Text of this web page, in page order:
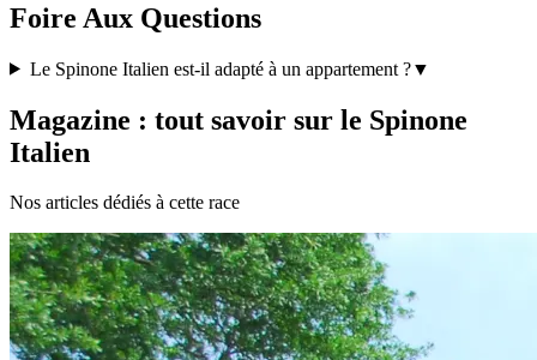
Foire Aux Questions
Le Spinone Italien est-il adapté à un appartement ?▼
Magazine : tout savoir sur le Spinone
Italien
Nos articles dédiés à cette race